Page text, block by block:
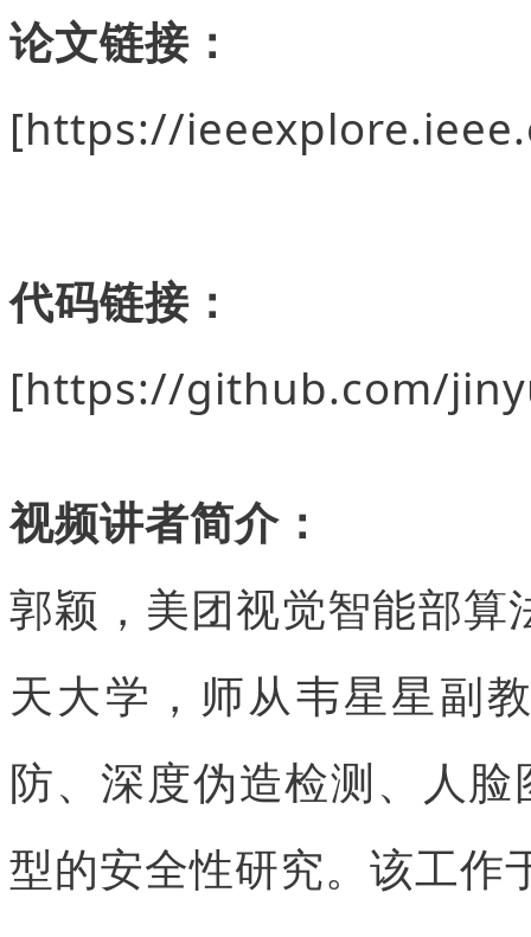
论文链接：
[https://
代码链接：
[https://github.com/
视频讲者简介：
郭颖，美团视觉智能部
天大学，师从韦星星副
防、深度伪造检测、人
型的安全性研究。该工作